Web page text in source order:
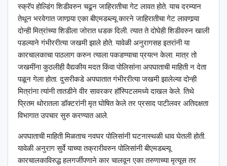
स्क्रॅप होल्डिंग शिडीवरुन चढून जाहिरातीचा गेट लावत होते. याच दरम्यान
तेथून भरवेगात जाणार्‍या एका बीएमडब्ल्यू कारने जाहिरातीचा गेट लावणार्‍या
दोन्ही मित्रांच्या शिडीला जोरात धडक दिली. त्यात ते दोघेही शिडीवरुन खाली
पडल्याने गंभीररीत्या जखमी झाले होते. यावेळी अनुरागसह इतरांनी या
कारचालकाचा पाठलाग करुन त्याला पकडण्याचा प्रयत्न केला. मात्र तो
जखमींना कुठलीही वैद्यकीय मदत किंवा पोलिसांना अपघाताची माहिती न देता
पळून गेला होता. दुसरीकडे अपघातात गंभीररीत्या जखमी झालेल्या दोन्ही
मित्रांना त्यांनी तातडीने वीर सावरकर हॉस्पिटलमध्ये दाखल केले. तिथे
प्रितम थोरातला डॉक्टरांनी मृत घोषित केले तर प्रसाद पाटीलवर अतिदक्षता
विभागात उपचार सुरु करण्यात आले.
अपघाताची माहिती मिळताच नवघर पोलिसांनी घटनास्थळी धाव घेतली होती.
यावेळी अनुराग सुर्वे याच्या तक्रारीवरुन पोलिसांनी बीएमडब्ल्यू
कारचालकाविरुद्ध हलगर्जीपणाने कार चालवून एका तरुणाच्या मृत्यूस तर